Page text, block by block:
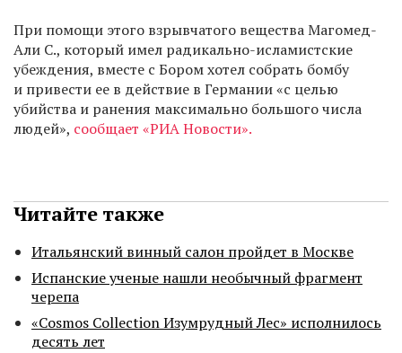
При помощи этого взрывчатого вещества Магомед-
Али С., который имел радикально-исламистские
убеждения, вместе с Бором хотел собрать бомбу
и привести ее в действие в Германии «с целью
убийства и ранения максимально большого числа
людей», сообщает «РИА Новости».
Читайте также
Итальянский винный салон пройдет в Москве
Испанские ученые нашли необычный фрагмент
черепа
«Cosmos Collection Изумрудный Лес» исполнилось
десять лет